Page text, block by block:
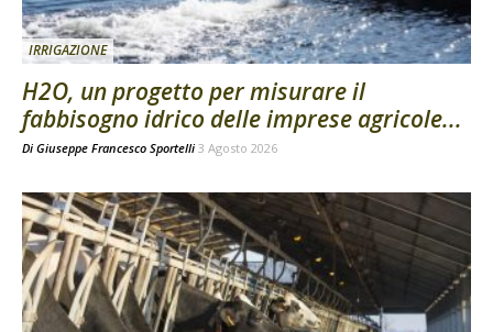
IRRIGAZIONE
H2O, un progetto per misurare il
fabbisogno idrico delle imprese agricole...
Di Giuseppe Francesco Sportelli 3 Agosto 2026